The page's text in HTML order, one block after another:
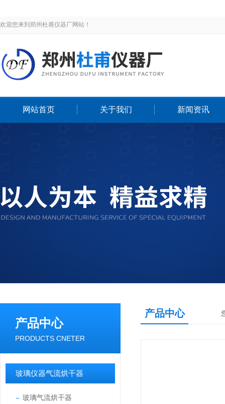
欢迎您来到郑州杜甫仪器厂网站！
网站首页 关于我们 新闻资讯
产品中心
PRODUCTS CNETER
玻璃仪器气流烘干器
玻璃气流烘干器
产品中心